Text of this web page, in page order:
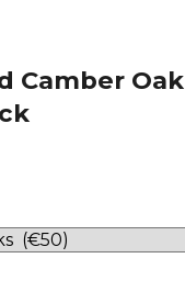
Camber Oak
Hľadať